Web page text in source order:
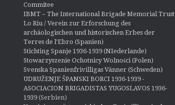
Commitee
IBMT – The International Brigade Memorial Trust
Lo Riu / Verein zur Erforschung des
archäologischen und historischen Erbes der
Terres de l'Ebro (Spanien)
Stichting Spanje 1936-1939 (NIederlande)
Stowarzyszenie Ochotnicy Wolności (Polen)
Svenska Spanienfrivilligas Vänner (Schweden)
UDRUŽENJE ŠPANSKI BORCI 1936-1939 -
ASOCIACION BRIGADISTAS YUGOSLAVOS 1936-
1939(Serbien)